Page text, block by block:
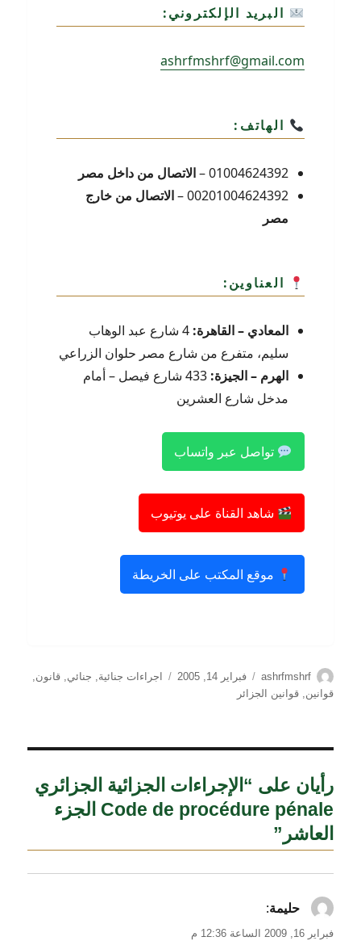
البريد الإلكتروني:
ashrfmshrf@gmail.com
الهاتف:
01004624392 –
الاتصال من داخل مصر
00201004624392 –
الاتصال من خارج
مصر
العناوين:
المعادي – القاهرة:
4 شارع عبد الوهاب
سليم، متفرع من شارع مصر حلوان الزراعي
الهرم – الجيزة:
433 شارع فيصل – أمام
مدخل شارع العشرين
تواصل عبر واتساب
شاهد القناة على يوتيوب
موقع المكتب على الخريطة
الكاتب
ashrfmshrf
نُشرت
في
فبراير 14, 2005 التصنيفات
اجراءات جنائية, جنائي,قانون,
قوانين,قوانين الجزائر
رأيان على “الإجراءات الجزائية الجزائري
Code de procédure pénale الجزء
العاشر”
يقول
حليمة:
فبراير 16, 2009 الساعة 12:36 م